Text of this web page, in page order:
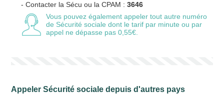
- Contacter la Sécu ou la CPAM :3646
Vous pouvez également appeler tout autre numéro
de Sécurité sociale dont le tarif par minute ou par
appel ne dépasse pas 0,55€.
Appeler Sécurité sociale depuis d'autres pays